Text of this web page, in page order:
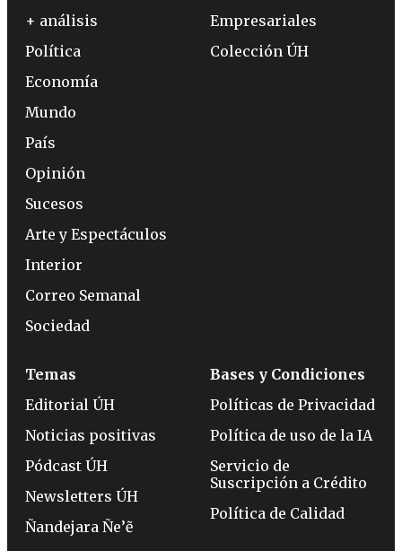
+ análisis
Política
Economía
Mundo
País
Opinión
Sucesos
Arte y Espectáculos
Interior
Correo Semanal
Sociedad
Empresariales
Colección ÚH
Temas
Editorial ÚH
Noticias positivas
Pódcast ÚH
Newsletters ÚH
Ñandejara Ñe’ẽ
Bases y Condiciones
Políticas de Privacidad
Política de uso de la IA
Servicio de
Suscripción a Crédito
Política de Calidad